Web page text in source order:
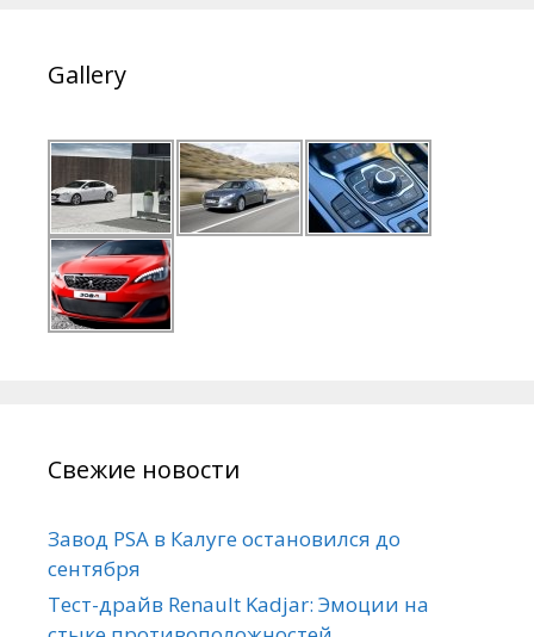
Gallery
Свежие новости
Завод PSA в Калуге остановился до
сентября
Тест-драйв Renault Kadjar: Эмоции на